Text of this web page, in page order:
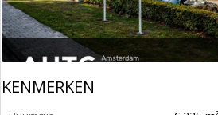
KENMERKEN